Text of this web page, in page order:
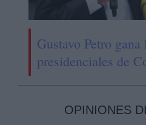
Gustavo Petro
presidenciales de
OPINIONES